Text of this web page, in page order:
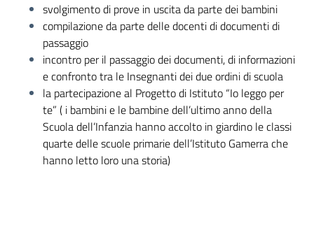
svolgimento di prove in uscita da parte dei bambini
compilazione da parte delle docenti di documenti di
passaggio
incontro per il passaggio dei documenti, di informazioni
e confronto tra le Insegnanti dei due ordini di scuola
la partecipazione al Progetto di Istituto “Io leggo per
te” ( i bambini e le bambine dell’ultimo anno della
Scuola dell’Infanzia hanno accolto in giardino le classi
quarte delle scuole primarie dell’Istituto Gamerra che
hanno letto loro una storia)